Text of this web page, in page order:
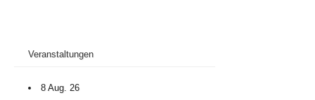
Veranstaltungen
8 Aug. 26